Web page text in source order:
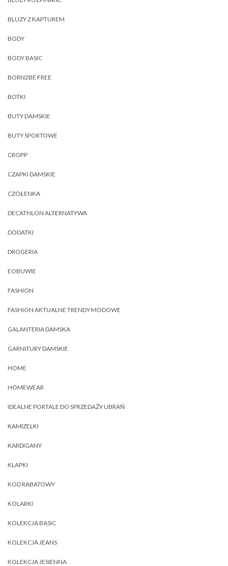
BLUZY Z KAPTUREM
BODY
BODY BASIC
BORN2BE FREE
BOTKI
BUTY DAMSKIE
BUTY SPORTOWE
CROPP
CZAPKI DAMSKIE
CZÓŁENKA
DECATHLON ALTERNATYWA
DODATKI
DROGERIA
EOBUWIE
FASHION
FASHION AKTUALNE TRENDY MODOWE
GALANTERIA DAMSKA
GARNITURY DAMSKIE
HOME
HOMEWEAR
IDEALNE PORTALE DO SPRZEDAŻY UBRAŃ
KAMIZELKI
KARDIGANY
KLAPKI
KOD RABATOWY
KOLARKI
KOLEKCJA BASIC
KOLEKCJA JEANS
KOLEKCJA JESIENNA